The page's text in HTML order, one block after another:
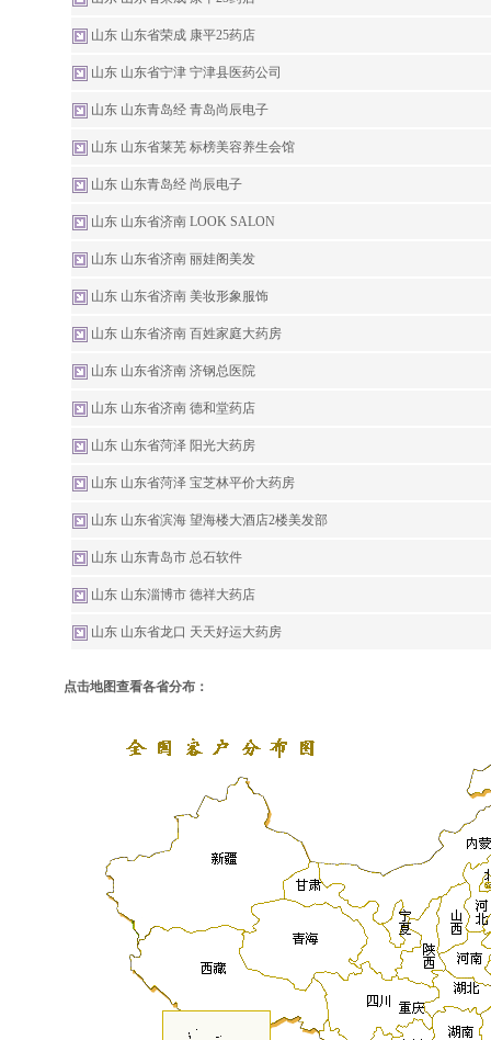
山东 山东省荣成 康平25药店
山东 山东省宁津 宁津县医药公司
山东 山东青岛经 青岛尚辰电子
山东 山东省莱芜 标榜美容养生会馆
山东 山东青岛经 尚辰电子
山东 山东省济南 LOOK SALON
山东 山东省济南 丽娃阁美发
山东 山东省济南 美妆形象服饰
山东 山东省济南 百姓家庭大药房
山东 山东省济南 济钢总医院
山东 山东省济南 德和堂药店
山东 山东省菏泽 阳光大药房
山东 山东省菏泽 宝芝林平价大药房
山东 山东省滨海 望海楼大酒店2楼美发部
山东 山东青岛市 总石软件
山东 山东淄博市 德祥大药店
山东 山东省龙口 天天好运大药房
点击地图查看各省分布：